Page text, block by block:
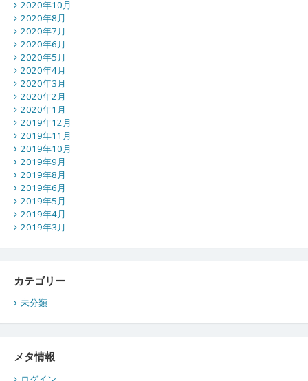
2020年10月
2020年8月
2020年7月
2020年6月
2020年5月
2020年4月
2020年3月
2020年2月
2020年1月
2019年12月
2019年11月
2019年10月
2019年9月
2019年8月
2019年6月
2019年5月
2019年4月
2019年3月
カテゴリー
未分類
メタ情報